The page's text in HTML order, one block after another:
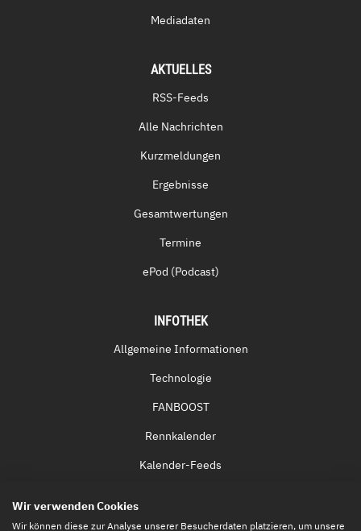
Mediadaten
AKTUELLES
RSS-Feeds
Alle Nachrichten
Kurzmeldungen
Ergebnisse
Gesamtwertungen
Termine
ePod (Podcast)
INFOTHEK
Allgemeine Informationen
Technologie
FANBOOST
Rennkalender
Kalender-Feeds
Eintrittskarten
Wir verwenden Cookies
Wir können diese zur Analyse unserer Besucherdaten platzieren, um unsere